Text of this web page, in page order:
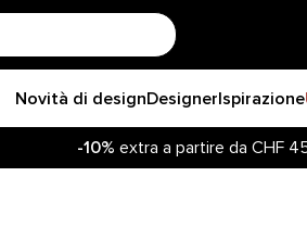
Novità di designDesignerIspirazione
-10% extra a partire da CHF
Resta aggiornato sulla